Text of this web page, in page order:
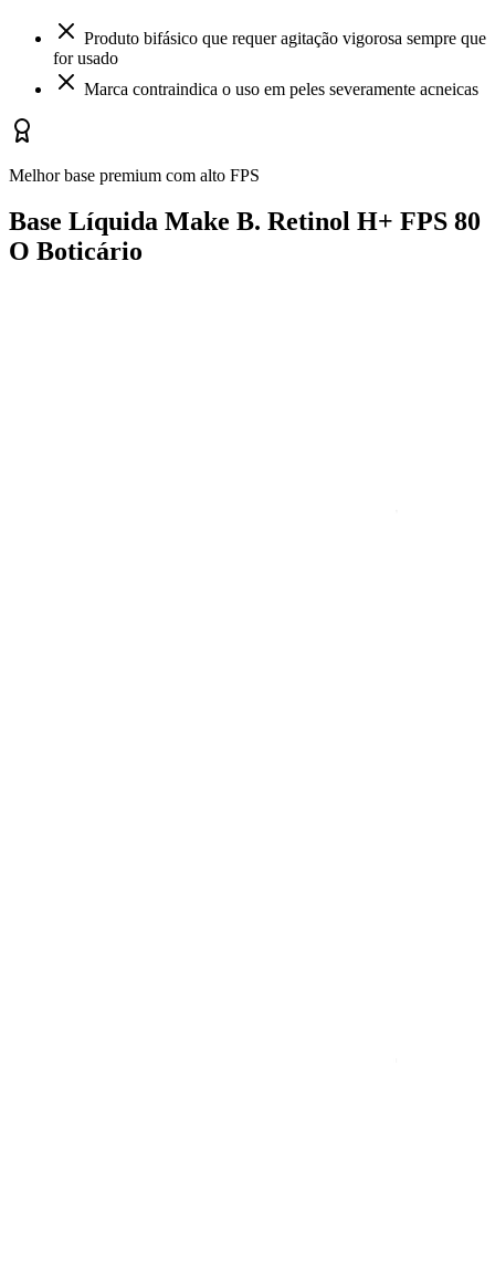
Produto bifásico que requer agitação vigorosa sempre que
for usado
Marca contraindica o uso em peles severamente acneicas
Melhor base premium com alto FPS
Base Líquida Make B. Retinol H+ FPS 80
O Boticário